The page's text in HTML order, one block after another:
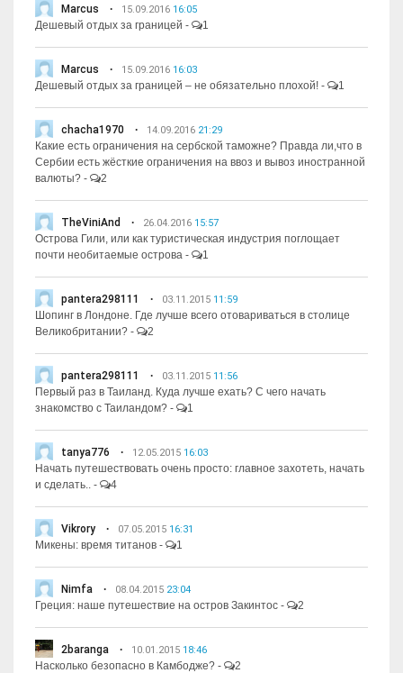
Marcus 15.09.2016 16:05
Дешевый отдых за границей - 1
Marcus 15.09.2016 16:03
Дешевый отдых за границей – не обязательно плохой! - 1
chacha1970 14.09.2016 21:29
Какие есть ограничения на сербской таможне? Правда ли,что в
Сербии есть жёсткие ограничения на ввоз и вывоз иностранной
валюты? - 2
TheViniAnd 26.04.2016 15:57
Острова Гили, или как туристическая индустрия поглощает
почти необитаемые острова - 1
pantera298111 03.11.2015 11:59
Шопинг в Лондоне. Где лучше всего отовариваться в столице
Великобритании? - 2
pantera298111 03.11.2015 11:56
Первый раз в Таиланд. Куда лучше ехать? С чего начать
знакомство с Таиландом? - 1
tanya776 12.05.2015 16:03
Начать путешествовать очень просто: главное захотеть, начать
и сделать..
- 4
Vikrory 07.05.2015 16:31
Микены: время титанов - 1
Nimfa 08.04.2015 23:04
Греция: наше путешествие на остров Закинтос - 2
2baranga 10.01.2015 18:46
Насколько безопасно в Камбодже? - 2